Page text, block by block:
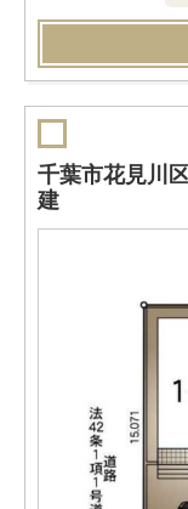
千葉市花見川
建